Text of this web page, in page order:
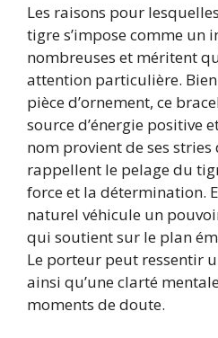
Les raisons pour
tigre s’impose comme un
nombreuses et méritent
attention particulière.
pièce d’ornement, ce
source d’énergie positive
nom provient de ses
rappellent le pelage du
force et la détermination.
naturel véhicule un
qui soutient sur le plan
Le porteur peut ressentir
ainsi qu’une clarté
moments de doute.